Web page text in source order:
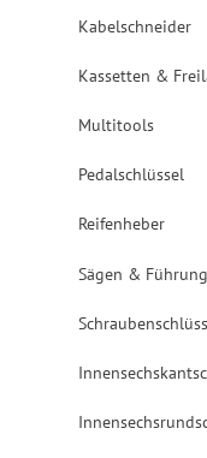
Kabelschneider
Kassetten &
Multitools
Pedalschlüssel
Reifenheber
Sägen &